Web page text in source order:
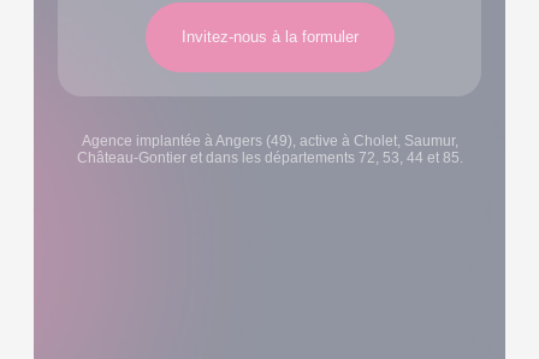
Invitez-nous à la formuler
Agence implantée à Angers (49), active à Cholet, Saumur,
Château-Gontier et dans les départements 72, 53, 44 et 85.